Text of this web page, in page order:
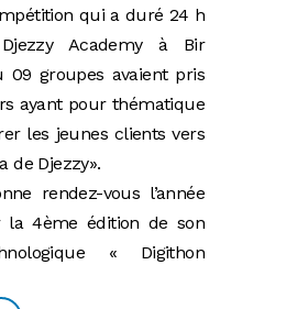
qui a duré 24 h
Academy à Bir
09 groupes avaient pris
ayant pour thématique
les jeunes clients vers
de Djezzy».
rendez-vous l’année
la 4ème édition de son
« Digithon